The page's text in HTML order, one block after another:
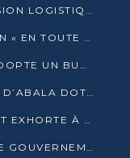
6ᵉ CONGRÈS DU PCT : LA COMMISSION LOGISTIQUE ASSURE LA DISTRIBUTION DES KITS
QUINQUENNAT 2021-2026 : LE BILAN « EN TOUTE TRANSPARENCE » PRÉSENTÉ À LA PRESSE
ÉCONOMIE FLUVIALE : LE PABPS ADOPTE UN BUDGET 2026 DE PLUS DE 2,7 MILLIARDS FCFA
LE LYCÉE DENIS SASSOU N’GUESSO D’ABALA DOTÉ D’UNE SALLE MULTIMÉDIA
POINTE-NOIRE : LE GOUVERNEMENT EXHORTE À UN USAGE RESPONSABLE DU NOUVEAU MATÉRIEL MUNICIPAL
SITUATION SOCIOÉCONOMIQUE : LE GOUVERNEMENT INTERPELLÉ DEVANT LE SÉNAT